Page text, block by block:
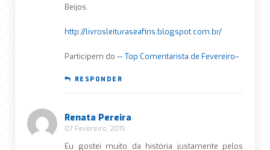
Beijos.
http://livrosleituraseafins.blogspot.com.br/
Participem do — Top Comentarista de Fevereiro–
RESPONDER
Renata Pereira
07 Fevereiro, 2015
Eu gostei muito da história justamente pelos